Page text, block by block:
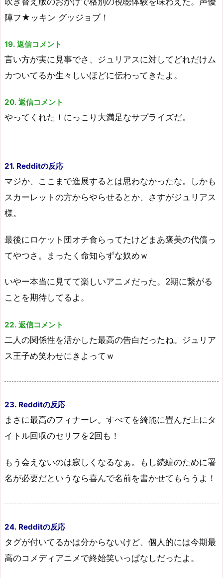
陣フ★ッキン グッジョブ！
19. 返信コメント
言い方が実に見事でさ、ジュリアスに対してどれだけム
カついてるか生々しいほどに伝わってきたよ。
20. 返信コメント
やってくれた！にっこり大満足なサプライズだ。
21. Redditの反応
マジか、ここまで進展するとは思わなかったな。しかも
スカーレットの方からやらせるとか、さすがジュリアス
様。
最後にロケット団オチ食らってたけどまあ褒美の代償っ
てやつさ。まったく命知らずな奴めｗ
いやー本当に見てて楽しいアニメだった。2期に繋がる
ことを期待してるよ。
22. 返信コメント
二人の関係性を活かした最高の告白だったね。ジュリア
ス王子め笑わせにきよってｗ
23. Redditの反応
まさに最高のフィナーレ。すべてを綺麗に畳んだ上にタ
イトル回収のセリフを2回も！
もう会えないのは寂しくなるなぁ。もし続編のために署
名が必要だというなら喜んで名前を書かせてもらうよ！
24. Redditの反応
タグが付いてるかは分からないけど、個人的には今期最
高のコメディアニメで終始笑いっぱなしだったよ。